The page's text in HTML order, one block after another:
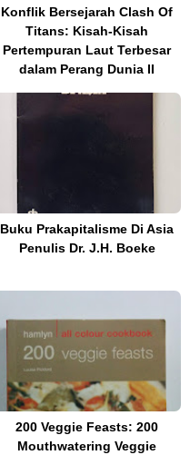
Konflik Bersejarah Clash Of
Titans: Kisah-Kisah
Pertempuran Laut Terbesar
dalam Perang Dunia II
Buku Prakapitalisme Di Asia
Penulis Dr. J.H. Boeke
200 Veggie Feasts: 200
Mouthwatering Veggie